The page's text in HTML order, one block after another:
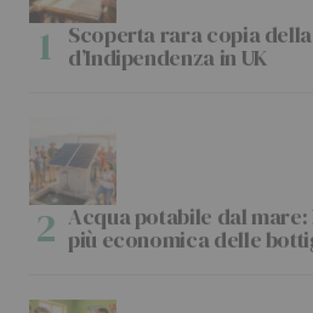
Scoperta rara copia
d’Indipendenza in UK
Acqua potabile dal
più economica delle